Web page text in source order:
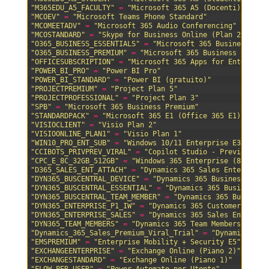
"M365EDU_A5_FACULTY" =
"Microsoft 365 A5 (Docenti)"
"MCOEV" =
"Microsoft Teams Phone Standard"
"MCOMEETADV" =
"Microsoft 365 Audio Conferencing"
"MCOSTANDARD" =
"Skype for Business Online (Plan 2)"
"O365_BUSINESS_ESSENTIALS" =
"Microsoft 365 Business
"O365_BUSINESS_PREMIUM" =
"Microsoft 365 Business
"OFFICESUBSCRIPTION" =
"Microsoft 365 Apps for
"POWER_BI_PRO" =
"Power BI Pro"
"POWER_BI_STANDARD" =
"Power BI (gratuito)"
"PROJECTPREMIUM" =
"Project Plan 5"
"PROJECTPROFESSIONAL" =
"Project Plan 3"
"SPB" =
"Microsoft 365 Business Premium"
"STANDARDPACK" =
"Microsoft 365 E1 (Office 365 E1)"
"VISIOCLIENT" =
"Visio Plan 2"
"VISIOONLINE_PLAN1" =
"Visio Plan 1"
"WIN10_PRO_ENT_SUB" =
"Windows 10/11 Enterprise E3"
"CCIBOTS_PRIVPREV_VIRAL" =
"Copilot Studio - Preview
"CPC_E_8C_32GB_512GB" =
"Windows 365 Enterprise (8 vCPU,
"D365_SALES_ENT_ATTACH" =
"Dynamics 365 Sales
"DYN365_BUSCENTRAL_DEVICE" =
"Dynamics 365 Business
"DYN365_BUSCENTRAL_ESSENTIAL" =
"Dynamics 365 Business
"DYN365_BUSCENTRAL_TEAM_MEMBER" =
"Dynamics 365
"DYN365_ENTERPRISE_P1_IW" =
"Dynamics 365 Customer
"DYN365_ENTERPRISE_SALES" =
"Dynamics 365 Sales
"DYN365_TEAM_MEMBERS" =
"Dynamics 365 Team Members"
"Dynamics_365_Sales_Premium_Viral_Trial" =
"Dynamics
"EMSPREMIUM" =
"Enterprise Mobility + Security E5"
"EXCHANGEENTERPRISE" =
"Exchange Online (Piano 2)"
"EXCHANGESTANDARD" =
"Exchange Online (Piano 1)"